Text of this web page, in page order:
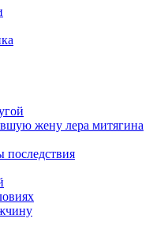
жену лера митягина